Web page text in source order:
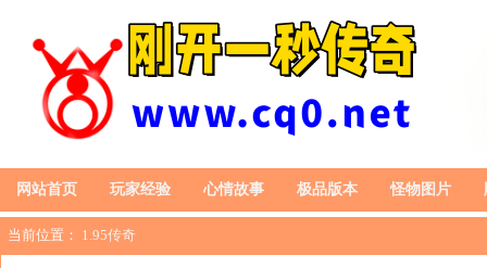
网站首页 玩家经验 心情故事 极品版本 怪物图片
当前位置： 1.95传奇